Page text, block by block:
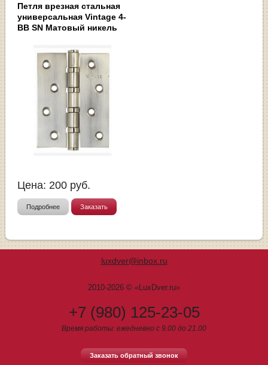
Петля врезная стальная
универсальная Vintage 4-
BB SN Матовый никель
Цена: 200 руб.
Подробнее Заказать
luxdver@inbox.ru
2010-2026 © «LuxDver.ru»
+7 (980) 125-23-05
Время работы: ежедневно с 9.00 до 21.00
Заказать обратный звонок